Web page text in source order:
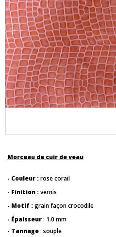
Morceau de cuir de veau
- Couleur :rose corail
- Finition :vernis
- Motif :grain façon crocodile
- Épaisseur: 1.0 mm
- Tannage: souple